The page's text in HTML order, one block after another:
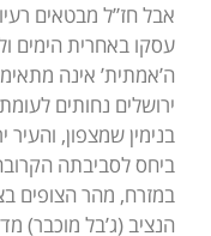
אבל חז”ל מבטאים
עסקו באחרית הימים
ה’אמתית’ אינה
ירושלים נחותים
בנימין שמצפון,
ביחס לסביבתה
במזרח, מהר הצופים
הנציב (ג’בל מוכבר)